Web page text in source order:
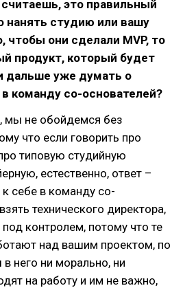
это правильный
нанять студию или вашу
чтобы они сделали MVP, то
продукт, который будет
дальше уже думать о
команду со-основателей?
мы не обойдемся без
что если говорить про
типовую студийную
естественно, ответ –
к себе в команду со-
технического директора,
контролем, потому что те
над вашим проектом, по
в него ни морально, ни
на работу и им не важно,